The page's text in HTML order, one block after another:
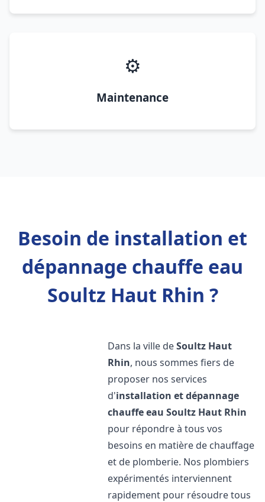
⚙️
Maintenance
Besoin de installation et
dépannage chauffe eau
Soultz Haut Rhin ?
Dans la ville deSoultz Haut
Rhin, nous sommes fiers de
proposer nos services
d'installation et dépannage
chauffe eau Soultz Haut Rhin
pour répondre à tous vos
besoins en matière de chauffage
et de plomberie. Nos plombiers
expérimentés interviennent
rapidement pour résoudre tous